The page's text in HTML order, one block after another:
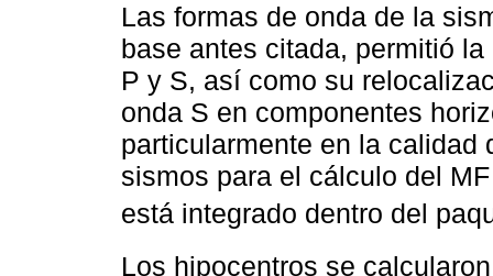
Las formas de onda de la
base antes citada, permitió
P y S, así como su
onda S en componentes
particularmente en la calidad
sismos para el cálculo del
está integrado dentro del
Los hipocentros se